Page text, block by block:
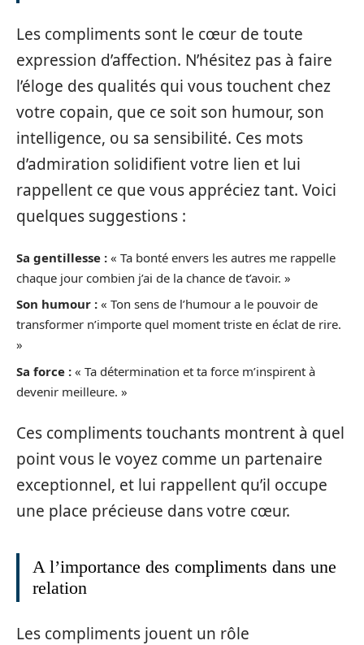
Les compliments sont le cœur de toute
expression d’affection. N’hésitez pas à faire
l’éloge des qualités qui vous touchent chez
votre copain, que ce soit son humour, son
intelligence, ou sa sensibilité. Ces mots
d’admiration solidifient votre lien et lui
rappellent ce que vous appréciez tant. Voici
quelques suggestions :
Sa gentillesse : « Ta bonté envers les autres me rappelle
chaque jour combien j’ai de la chance de t’avoir. »
Son humour : « Ton sens de l’humour a le pouvoir de
transformer n’importe quel moment triste en éclat de rire.
»
Sa force : « Ta détermination et ta force m’inspirent à
devenir meilleure. »
Ces compliments touchants montrent à quel
point vous le voyez comme un partenaire
exceptionnel, et lui rappellent qu’il occupe
une place précieuse dans votre cœur.
A l’importance des compliments dans une
relation
Les compliments jouent un rôle